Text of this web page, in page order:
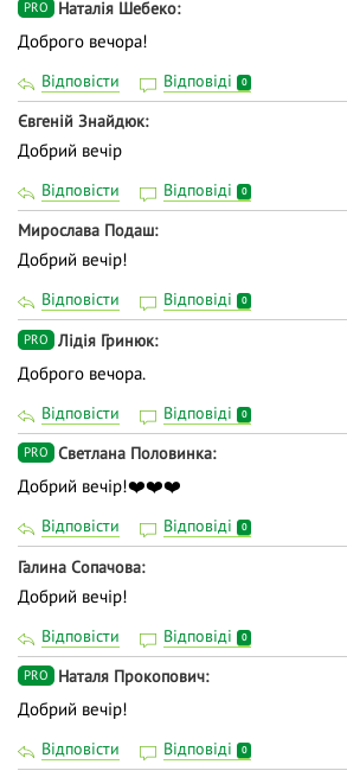
PRO Наталія Шебеко
Доброго вечора!
Відповісти Відповіді 0
Євгеній Знайдюк
Добрий вечір
Відповісти Відповіді 0
Мирослава Подаш
Добрий вечір!
Відповісти Відповіді 0
PRO Лідія Гринюк
Доброго вечора.
Відповісти Відповіді 0
PRO Светлана Половинка
Добрий вечір!❤️❤️❤️
Відповісти Відповіді 0
Галина Сопачова
Добрий вечір!
Відповісти Відповіді 0
PRO Наталя Прокопович
Добрий вечір!
Відповісти Відповіді 0